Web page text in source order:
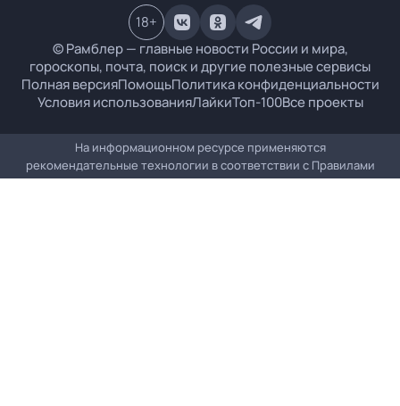
© Рамблер — главные новости России и мира,
гороскопы, почта, поиск и другие полезные сервисы
Полная версияПомощьПолитика конфиденциальности
Условия использованияЛайкиТоп-100Все проекты
18+
На информационном ресурсе применяются
рекомендательные технологии в соответствии с Правилами